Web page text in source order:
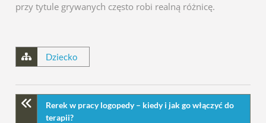
przy tytule grywanych często robi realną różnicę.
Dziecko
Rerek w pracy logopedy – kiedy i jak go włączyć do
terapii?